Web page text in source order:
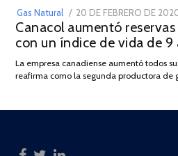
Gas Natural
POSTED
ON
20 DE FEBRERO DE
Canacol aumentó
con un índice de vida de 9
La empresa canadiense aumentó todos
reafirma como la segunda productora de